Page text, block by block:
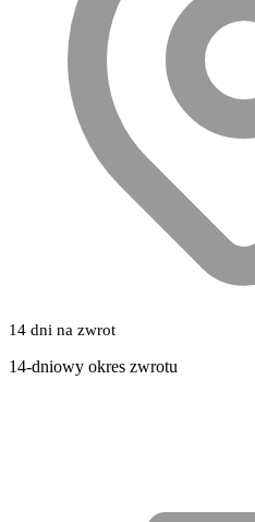
14 dni na zwrot
14-dniowy okres zwrotu